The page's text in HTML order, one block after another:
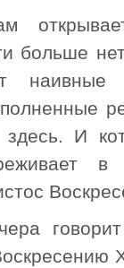
больше
наивные
здесь. И